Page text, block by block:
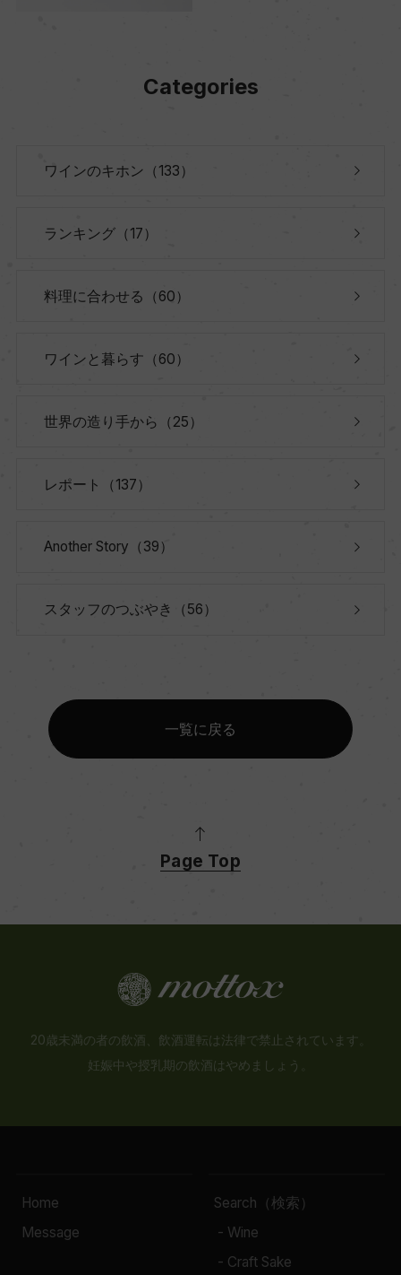
Categories
ワインのキホン（133）
ランキング（17）
料理に合わせる（60）
ワインと暮らす（60）
世界の造り手から（25）
レポート（137）
Another Story（39）
スタッフのつぶやき（56）
一覧に戻る
Page Top
20歳未満の者の飲酒、飲酒運転は法律で禁止されています。
妊娠中や授乳期の飲酒はやめましょう。
Home
Message
Search（検索）
- Wine
- Craft Sake